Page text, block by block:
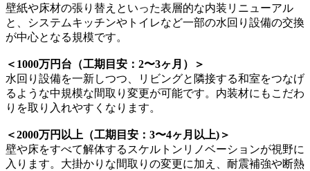
壁紙や床材の張り替えといった表層的な内装リニューアル
と、システムキッチンやトイレなど一部の水回り設備の交換
が中心となる規模です。
＜1000万円台（工期目安：2〜3ヶ月）＞
水回り設備を一新しつつ、リビングと隣接する和室をつなげ
るような中規模な間取り変更が可能です。内装材にもこだわ
りを取り入れやすくなります。
＜2000万円以上（工期目安：3〜4ヶ月以上)＞
壁や床をすべて解体するスケルトンリノベーションが視野に
入ります。大掛かりな間取りの変更に加え、耐震補強や断熱